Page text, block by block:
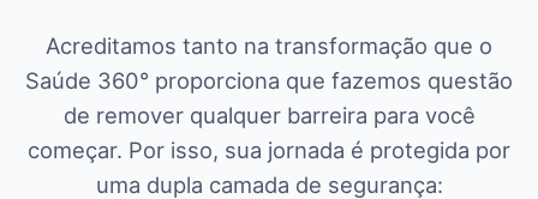
Acreditamos tanto na transformação que o
Saúde 360° proporciona que fazemos questão
de remover qualquer barreira para você
começar. Por isso, sua jornada é protegida por
uma dupla camada de segurança: